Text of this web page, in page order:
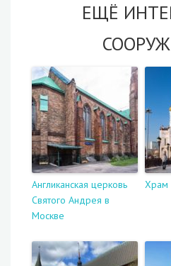
ЕЩЁ
Англиканская церковь
Святого Андрея в
Москве
Храм